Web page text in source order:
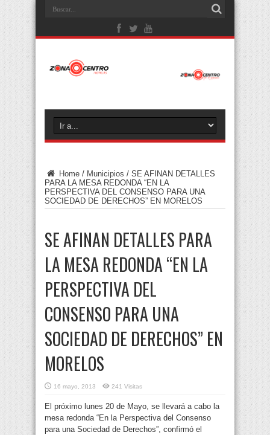
Home / Municipios / SE AFINAN DETALLES
PARA LA MESA REDONDA “EN LA
PERSPECTIVA DEL CONSENSO PARA UNA
SOCIEDAD DE DERECHOS” EN MORELOS
SE AFINAN DETALLES PARA
LA MESA REDONDA “EN LA
PERSPECTIVA DEL
CONSENSO PARA UNA
SOCIEDAD DE DERECHOS” EN
MORELOS
16 mayo, 2013 241 Visitas
El próximo lunes 20 de Mayo, se llevará a cabo la
mesa redonda “En la Perspectiva del Consenso
para una Sociedad de Derechos”, confirmó el